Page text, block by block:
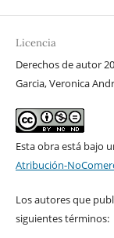
Licencia
Derechos de autor
Garcia, Veronica
Esta obra está bajo
Atribución-
Los autores que
siguientes términos: